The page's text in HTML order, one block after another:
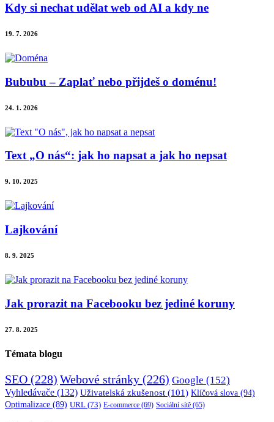
Kdy si nechat udělat web od AI a kdy ne
19. 7. 2026
Bububu – Zaplať nebo přijdeš o doménu!
24. 1. 2026
Text „O nás“: jak ho napsat a jak ho nepsat
9. 10. 2025
Lajkování
8. 9. 2025
Jak prorazit na Facebooku bez jediné koruny
27. 8. 2025
Témata blogu
SEO (228) Webové stránky (226) Google (152)
Vyhledávače (132) Uživatelská zkušenost (101) Klíčová slova (94)
Optimalizace (89) URL (73) E-commerce (69) Sociální sítě (65)